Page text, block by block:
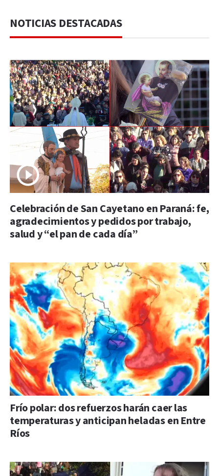
NOTICIAS DESTACADAS
Celebración de San Cayetano en Paraná: fe,
agradecimientos y pedidos por trabajo,
salud y “el pan de cada día”
Frío polar: dos refuerzos harán caer las
temperaturas y anticipan heladas en Entre
Ríos